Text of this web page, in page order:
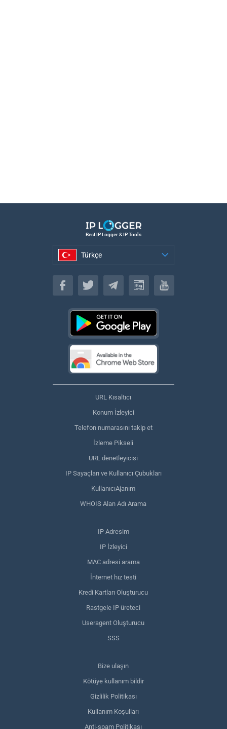
Best IP Logger & IP Tools
Türkçe
Türkçe
URL Kısaltıcı
Konum İzleyici
Telefon numarasını takip et
İzleme Pikseli
URL denetleyicisi
IP Sayaçları ve Kullanıcı Çubukları
KullanıcıAjanım
WHOIS Alan Adı Arama
IP Adresim
IP İzleyici
MAC adresi arama
İnternet hız testi
Kredi Kartları Oluşturucu
Rastgele IP üreteci
Useragent Oluşturucu
SSS
Bize ulaşın
Kötüye kullanım bildir
Gizlilik Politikası
Kullanım Koşulları
Anti-spam Politikası